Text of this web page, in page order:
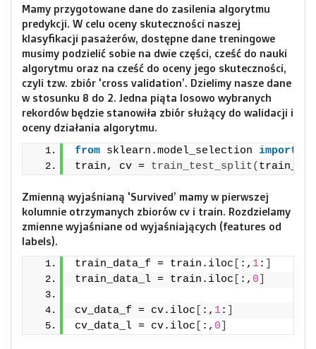
Mamy przygotowane dane do zasilenia algorytmu
predykcji. W celu oceny skuteczności naszej
klasyfikacji pasażerów, dostępne dane treningowe
musimy podzielić sobie na dwie części, cześć do nauki
algorytmu oraz na cześć do oceny jego skuteczności,
czyli tzw. zbiór 'cross validation’. Dzielimy nasze dane
w stosunku 8 do 2. Jedna piąta losowo wybranych
rekordów będzie stanowiła zbiór służący do walidacji i
oceny działania algorytmu.
from sklearn.model_selection import
train, cv = train_test_split(
Zmienną wyjaśnianą 'Survived’ mamy w pierwszej
kolumnie otrzymanych zbiorów cv i train. Rozdzielamy
zmienne wyjaśniane od wyjaśniających (features od
labels).
train_data_f = train.iloc :, 1:
train_data_l = train.iloc
:, 0
cv_data_f = cv.iloc :, 1:
cv_data_l = cv.iloc
:, 0